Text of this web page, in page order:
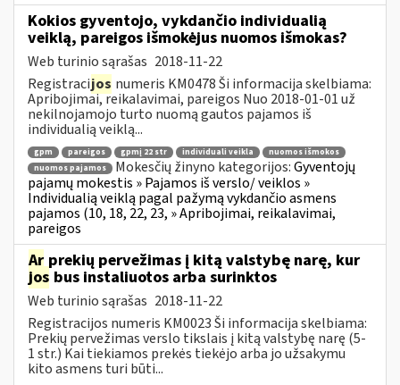
Kokios gyventojo, vykdančio individualią
veiklą, pareigos išmokėjus nuomos išmokas?
Web turinio sąrašas 2018-11-22
Registracijos numeris KM0478 Ši informacija skelbiama:
Apribojimai, reikalavimai, pareigos Nuo 2018-01-01 už
nekilnojamojo turto nuomą gautos pajamos iš
individualią veiklą...
gpm pareigos gpmį 22 str individuali veikla
nuomos išmokos
nuomos pajamos
Mokesčių žinyno kategorijos:Gyventojų
pajamų mokestis » Pajamos iš verslo/ veiklos »
Individualią veiklą pagal pažymą vykdančio asmens
pajamos (10, 18, 22, 23, » Apribojimai, reikalavimai,
pareigos
Ar prekių pervežimas į kitą valstybę narę, kur
jos bus instaliuotos arba surinktos
Web turinio sąrašas 2018-11-22
Registracijos numeris KM0023 Ši informacija skelbiama:
Prekių pervežimas verslo tikslais į kitą valstybę narę (5-
1 str.) Kai tiekiamos prekės tiekėjo arba jo užsakymu
kito asmens turi būti...